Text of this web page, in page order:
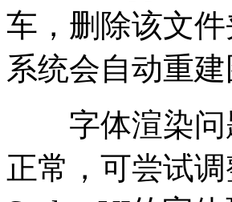
车，删除该文
系统会自动重
字体渲染问
正常，可尝试